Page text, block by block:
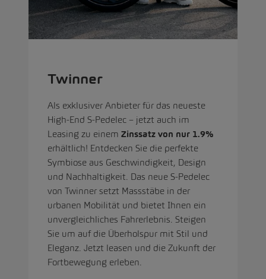
Twinner
Als exklusiver Anbieter für das neueste
High-End S-Pedelec – jetzt auch im
Leasing zu einem Zinssatz von nur 1.9%
erhältlich! Entdecken Sie die perfekte
Symbiose aus Geschwindigkeit, Design
und Nachhaltigkeit. Das neue S-Pedelec
von Twinner setzt Massstäbe in der
urbanen Mobilität und bietet Ihnen ein
unvergleichliches Fahrerlebnis. Steigen
Sie um auf die Überholspur mit Stil und
Eleganz. Jetzt leasen und die Zukunft der
Fortbewegung erleben.